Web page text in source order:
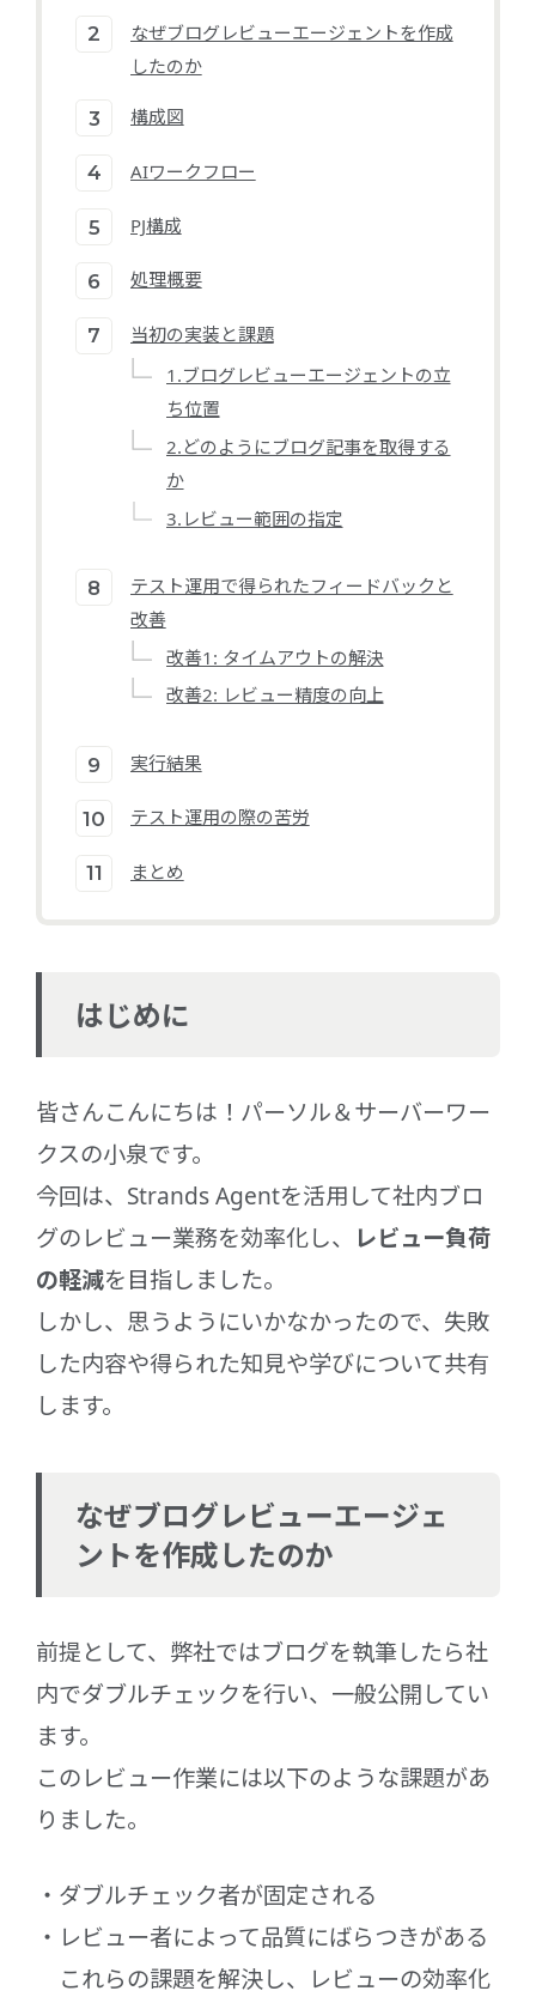
なぜブログレビューエージェントを作成
したのか
構成図
AIワークフロー
PJ構成
処理概要
当初の実装と課題
1.ブログレビューエージェントの立
ち位置
2.どのようにブログ記事を取得する
か
3.レビュー範囲の指定
テスト運用で得られたフィードバックと
改善
改善1: タイムアウトの解決
改善2: レビュー精度の向上
実行結果
テスト運用の際の苦労
まとめ
はじめに
皆さんこんにちは！パーソル＆サーバーワー
クスの小泉です。
今回は、Strands Agentを活用して社内ブロ
グのレビュー業務を効率化し、
レビュー負荷
の軽減を目指しました。
しかし、思うようにいかなかったので、失敗
した内容や得られた知見や学びについて共有
します。
なぜブログレビューエージェ
ントを作成したのか
前提として、弊社ではブログを執筆したら社
内でダブルチェックを行い、一般公開してい
ます。
このレビュー作業には以下のような課題があ
りました。
ダブルチェック者が固定される
レビュー者によって品質にばらつきがある
これらの課題を解決し、レビューの効率化